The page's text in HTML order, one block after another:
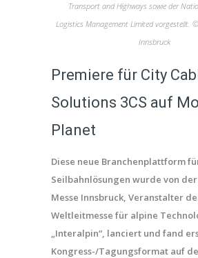
Transport and Highways sowie der
Logistics Management Limited vorgestellt.
Innsbruck
Premiere für City
Solutions 3CS auf
Planet
Diese neue Branchenplattform
Seilbahnlösungen wurde von
Messe Innsbruck, Veranstalter
Weltleitmesse für alpine
„Interalpin“, lanciert und fand
Kongress-/Tagungsformat auf